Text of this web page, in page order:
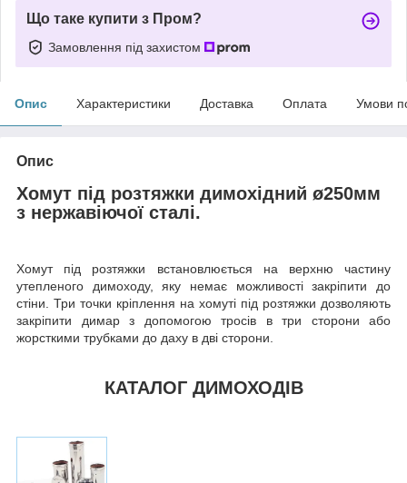
Що таке купити з Пром?
Замовлення під захистом
Опис Характеристики Доставка Оплата Умови
Опис
Хомут під розтяжки димохідний ø250мм
з нержавіючої сталі.
Хомут під розтяжки встановлюється на верхню частину
утепленого димоходу, яку немає можливості закріпити до
стіни. Три точки кріплення на хомуті під розтяжки дозволяють
закріпити димар з допомогою тросів в три сторони або
жорсткими трубками до даху в дві сторони.
КАТАЛОГ ДИМОХОДІВ